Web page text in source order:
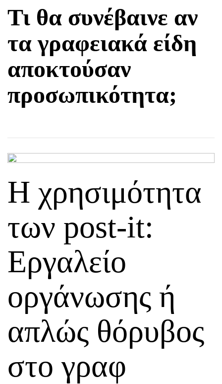
Τι θα συνέβαινε αν
τα γραφειακά είδη
αποκτούσαν
προσωπικότητα;
Η χρησιμότητα
των post-it:
Εργαλείο
οργάνωσης ή
απλώς θόρυβος
στο γραφ